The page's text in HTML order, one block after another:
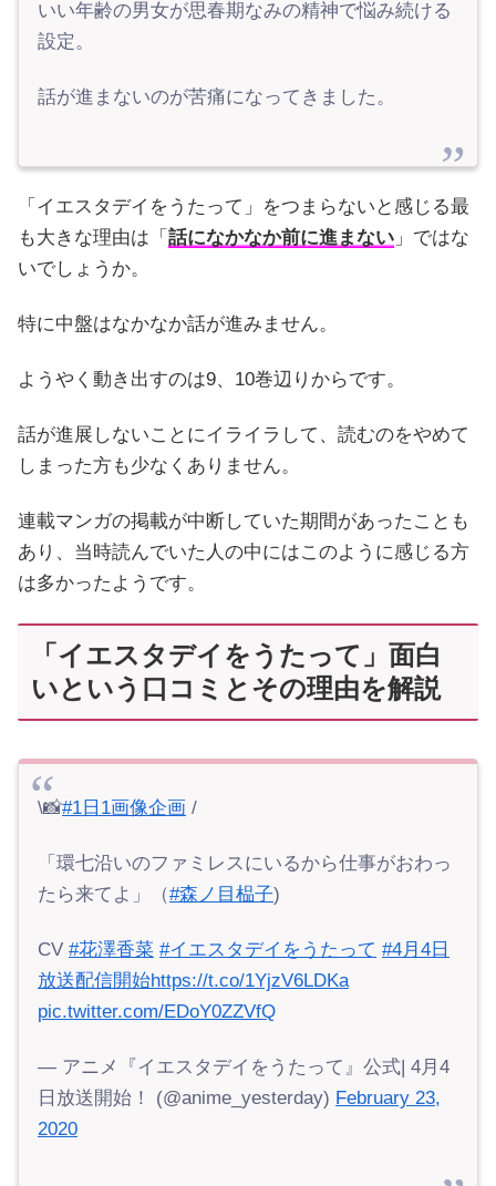
いい年齢の男女が思春期なみの精神で悩み続ける
設定。
話が進まないのが苦痛になってきました。
「イエスタデイをうたって」をつまらないと感じる最
も大きな理由は「 話になかなか前に進まない 」ではな
いでしょうか。
特に中盤はなかなか話が進みません。
ようやく動き出すのは9、10巻辺りからです。
話が進展しないことにイライラして、読むのをやめて
しまった方も少なくありません。
連載マンガの掲載が中断していた期間があったことも
あり、当時読んでいた人の中にはこのように感じる方
は多かったようです。
「イエスタデイをうたって」面白
いという口コミとその理由を解説
\📸#1日1画像企画 /
「環七沿いのファミレスにいるから仕事がおわっ
たら来てよ」（#森ノ目榀子)
CV #花澤香菜 #イエスタデイをうたって #4月4日
放送配信開始https://t.co/1YjzV6LDKa
pic.twitter.com/EDoY0ZZVfQ
— アニメ『イエスタデイをうたって』公式| 4月4
日放送開始！ (@anime_yesterday) February 23,
2020